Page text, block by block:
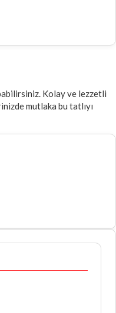
Kolay ve lezzetli
mutlaka bu tatlıyı